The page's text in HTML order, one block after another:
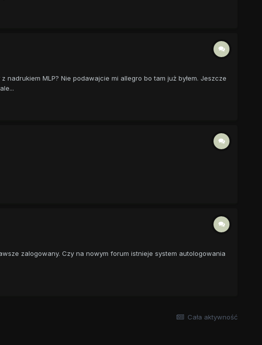
MLP? Nie podawajcie mi allegro bo tam już byłem. Jeszcze
zalogowany. Czy na nowym forum istnieje system autologowania
Cała aktywność